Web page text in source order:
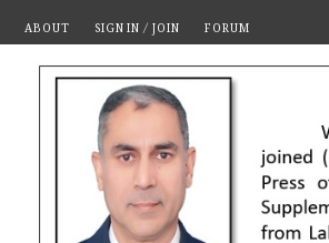
ABOUT SIGN IN / JOIN FORUM